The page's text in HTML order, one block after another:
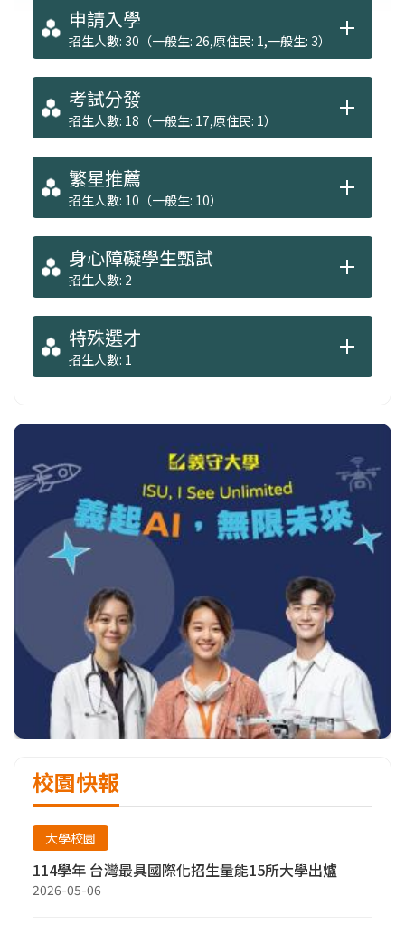
申請入學
招生人數: 30（一般生: 26,原住民: 1,一般生: 3）
考試分發
招生人數: 18（一般生: 17,原住民: 1）
繁星推薦
招生人數: 10（一般生: 10）
身心障礙學生甄試
招生人數: 2
特殊選才
招生人數: 1
校園快報
大學校園
114學年 台灣最具國際化招生量能15所大學出爐
2026-05-06